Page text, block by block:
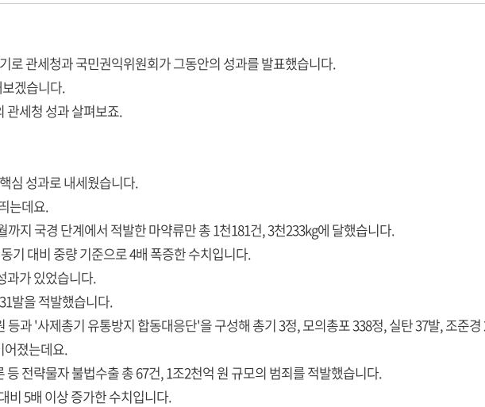
로 관세청과 국민권익위원회가 그동안의 성과를 발표했습니다.
겠습니다.
관세청 성과 살펴보죠.
심 성과로 내세웠습니다.
는데요.
까지 국경 단계에서 적발한 마약류만 총 1천181건, 3천233kg에 달했습니다.
기 대비 중량 기준으로 4배 폭증한 수치입니다.
과가 있었습니다.
발을 적발했습니다.
등과 '사제총기 유통방지 합동대응단'을 구성해 총기 3정, 모의총포 338정, 실탄 37발, 조준
어졌는데요.
등 전략물자 불법수출 총 67건, 1조2천억 원 규모의 범죄를 적발했습니다.
비 5배 이상 증가한 수치입니다.